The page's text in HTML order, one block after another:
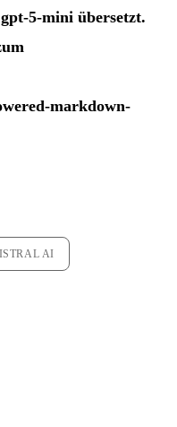
5-mini übersetzt.
markdown-
AI